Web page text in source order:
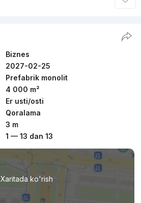
Biznes
2027-02-25
Prefabrik monolit
4 000 m²
Er usti/osti
Qoralama
3 m
1 — 13 dan 13
Xaritada ko'rish